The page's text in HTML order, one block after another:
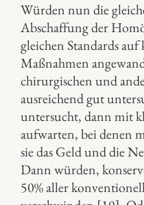
Würden nun die
Abschaffung der
gleichen Standards
Maßnahmen
chirurgischen und
ausreichend gut
untersucht, dann mit
aufwarten, bei denen
sie das Geld und die
Dann würden,
50% aller